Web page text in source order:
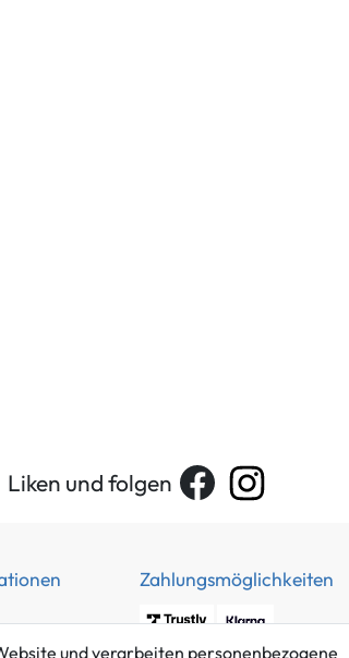
Liken und folgen
Zahlungsmöglichkeiten
und verarbeiten personenbezogene